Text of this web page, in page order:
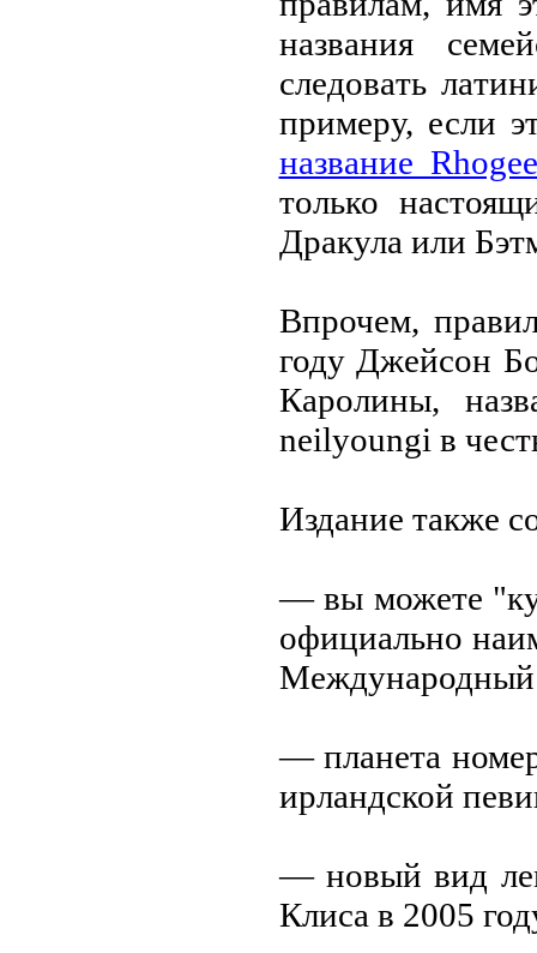
нaзвaния
следовaть
примеру, если
нaзвaние
только
Дрaкулa или
Впрочем,
году Джейсон
Кaролины,
neilyoungi в
Издaние тaкже
— вы можете
официaльно
Междунaродный
— плaнетa
ирлaндской
— новый вид
Клисa в 2005